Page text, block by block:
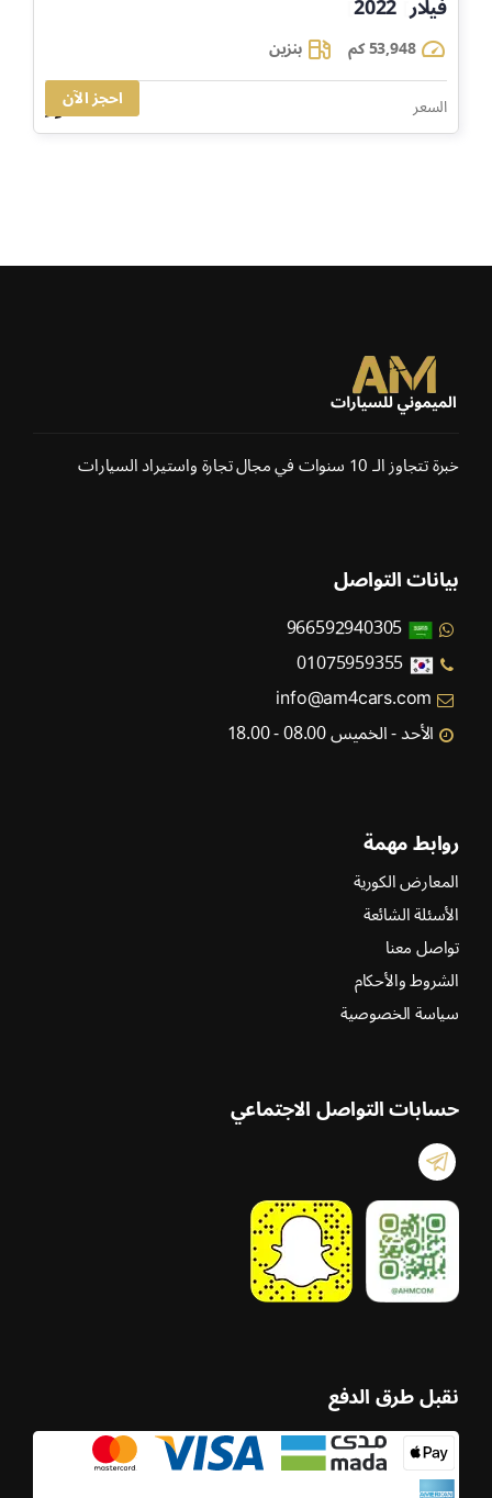
]
53,948 كم
بنزين
السعر
0
احجز الآن
خبرة تتجاوز الـ 10 سنوات في مجال تجارة واستيراد السيارات
بيانات التواصل
966592940305
01075959355
info@am4cars.com
الأحد - الخميس 08.00 - 18.00
روابط مهمة
المعارض الكورية
الأسئلة الشائعة
تواصل معنا
الشروط والأحكام
سياسة الخصوصية
حسابات التواصل الاجتماعي
نقبل طرق الدفع